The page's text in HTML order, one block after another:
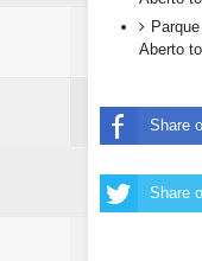
Aberto
Share
Share